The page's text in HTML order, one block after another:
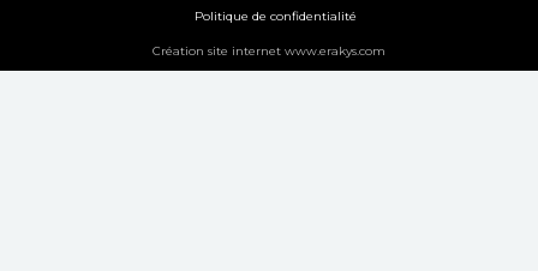
Politique de confidentialité
Création site internet www.erakys.com